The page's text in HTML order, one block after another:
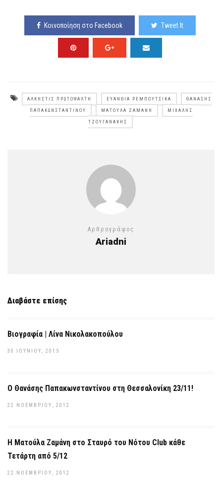
Κοινοποίηση στο Facebook Tweet It
ΆΛΚΗΣΤΙΣ ΠΡΩΤΟΨΆΛΤΗ ΕΥΑΝΘΊΑ ΡΕΜΠΟΎΤΣΙΚΑ ΘΑΝΆΣΗΣ
ΠΑΠΑΚΩΝΣΤΑΝΤΊΝΟΥ ΜΑΤΟΎΛΑ ΖΑΜΆΝΗ ΜΙΧΆΛΗΣ
ΤΖΟΥΓΑΝΆΚΗΣ
Αρθρογράφος
Ariadni
Διαβάστε επίσης
Βιογραφία | Λίνα Νικολακοπούλου
30 ΙΟΥΝΊΟΥ, 2015
Ο Θανάσης Παπακωνσταντίνου στη Θεσσαλονίκη 23/11!
22 ΝΟΕΜΒΡΊΟΥ, 2012
Η Ματούλα Ζαμάνη στο Σταυρό του Νότου Club κάθε
Τετάρτη από 5/12
22 ΝΟΕΜΒΡΊΟΥ, 2012